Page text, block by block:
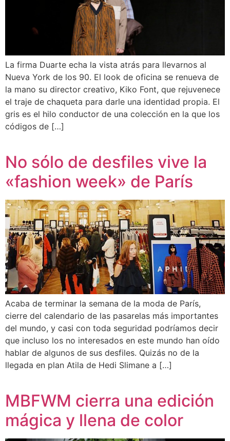
La firma Duarte echa la vista atrás para llevarnos al
Nueva York de los 90. El look de oficina se renueva de
la mano su director creativo, Kiko Font, que rejuvenece
el traje de chaqueta para darle una identidad propia. El
gris es el hilo conductor de una colección en la que los
códigos de […]
No sólo de desfiles vive la
«fashion week» de París
Acaba de terminar la semana de la moda de París,
cierre del calendario de las pasarelas más importantes
del mundo, y casi con toda seguridad podríamos decir
que incluso los no interesados en este mundo han oído
hablar de algunos de sus desfiles. Quizás no de la
llegada en plan Atila de Hedi Slimane a […]
MBFWM cierra una edición
mágica y llena de color